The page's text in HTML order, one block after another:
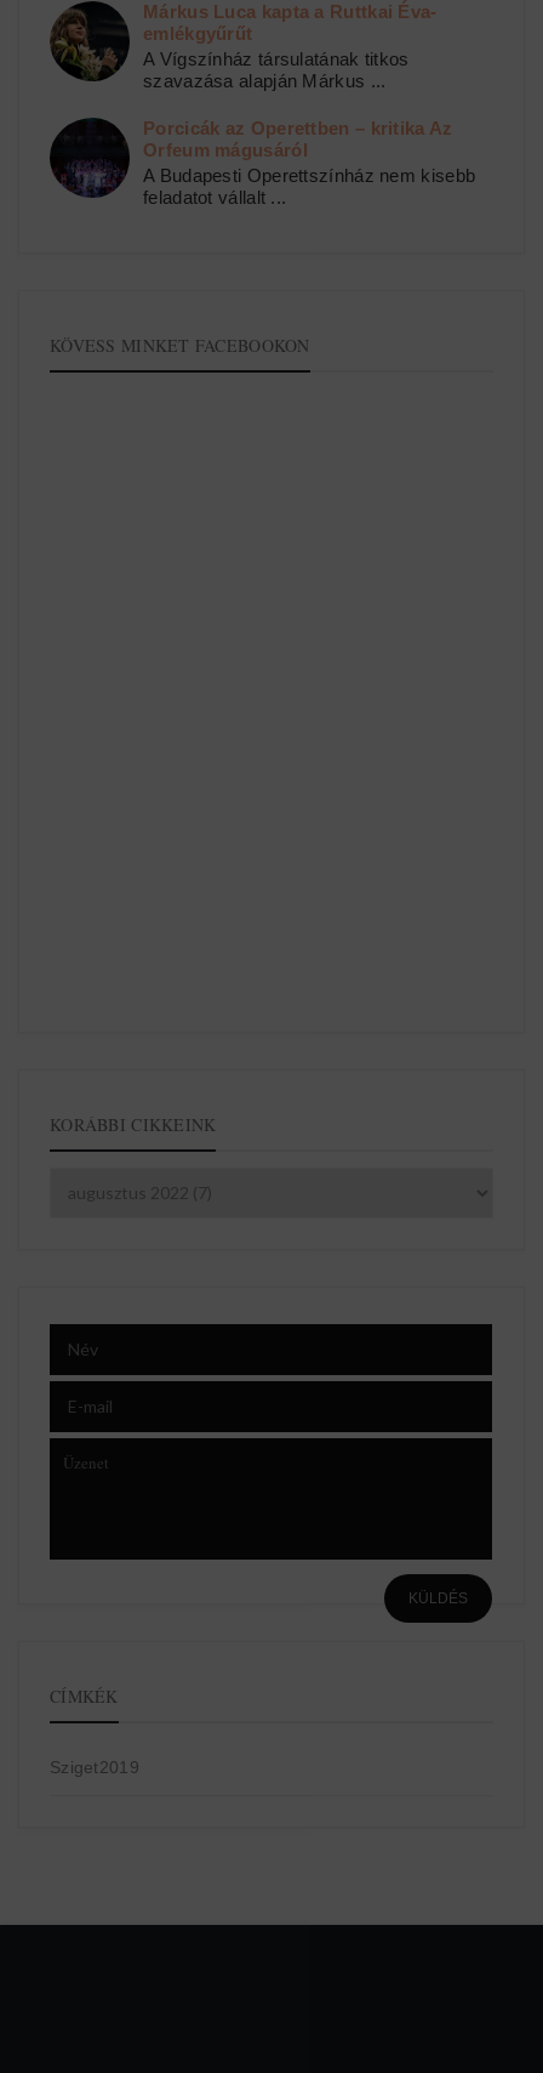
Márkus Luca kapta a Ruttkai Éva-
emlékgyűrűt
A Vígszínház társulatának titkos
szavazása alapján Márkus ...
Porcicák az Operettben – kritika Az
Orfeum mágusáról
A Budapesti Operettszínház nem kisebb
feladatot vállalt ...
KÖVESS MINKET FACEBOOKON
KORÁBBI CIKKEINK
CÍMKÉK
Sziget2019